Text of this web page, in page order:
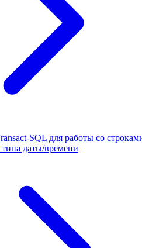
SQL для работы со
даты/времени